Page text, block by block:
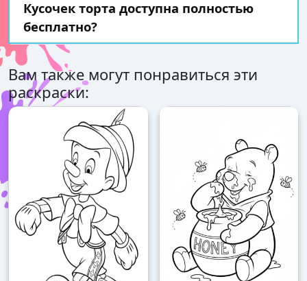
Кусочек торта доступна полностью
бесплатно?
Вам также могут понравиться эти
раскраски: